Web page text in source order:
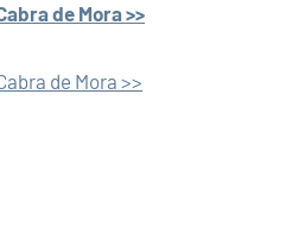
de Mora >>
de Mora >>